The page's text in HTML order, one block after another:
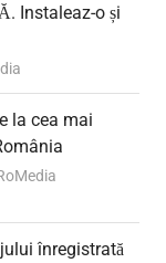
Instaleaz-o și
la cea mai
înregistrată